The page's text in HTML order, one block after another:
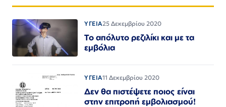
ΥΓΕΙΑ25 Δεκεμβρίου 2020
Το απόλυτο ρεζιλίκι και με τα
εμβόλια
ΥΓΕΙΑ11 Δεκεμβρίου 2020
Δεν θα πιστέψετε ποιος είναι
στην επιτροπή εμβολιασμού!